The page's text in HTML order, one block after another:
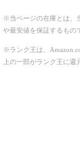
※当ページの在庫とは、
や最安値を保証するもの
※ランク王は、
上の一部がランク王に還